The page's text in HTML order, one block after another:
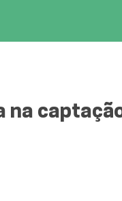
na